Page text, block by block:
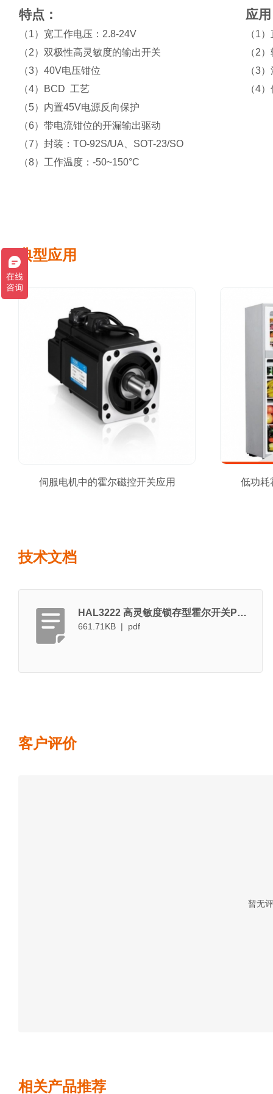
特点：
（1） 宽工作电压：2.8-24V
（2） 双极性高灵敏度的输出开关
（3） 40V电压钳位
（4）BCD 工艺
（5） 内置45V电源反向保护
（6）带电流钳位的开漏输出驱动
（7） 封装：TO-92S/UA、SOT-23/SO
（8） 工作温度：-50~150°C
应
（1）
（2）
（3
（4）
典型应用
伺服电机中的霍尔磁控开关应用 低功耗
技术文档
HAL3222 高灵敏度锁存型霍尔开关PDF规格书
661.71KB | pdf
客户评价
暂无
相关产品推荐